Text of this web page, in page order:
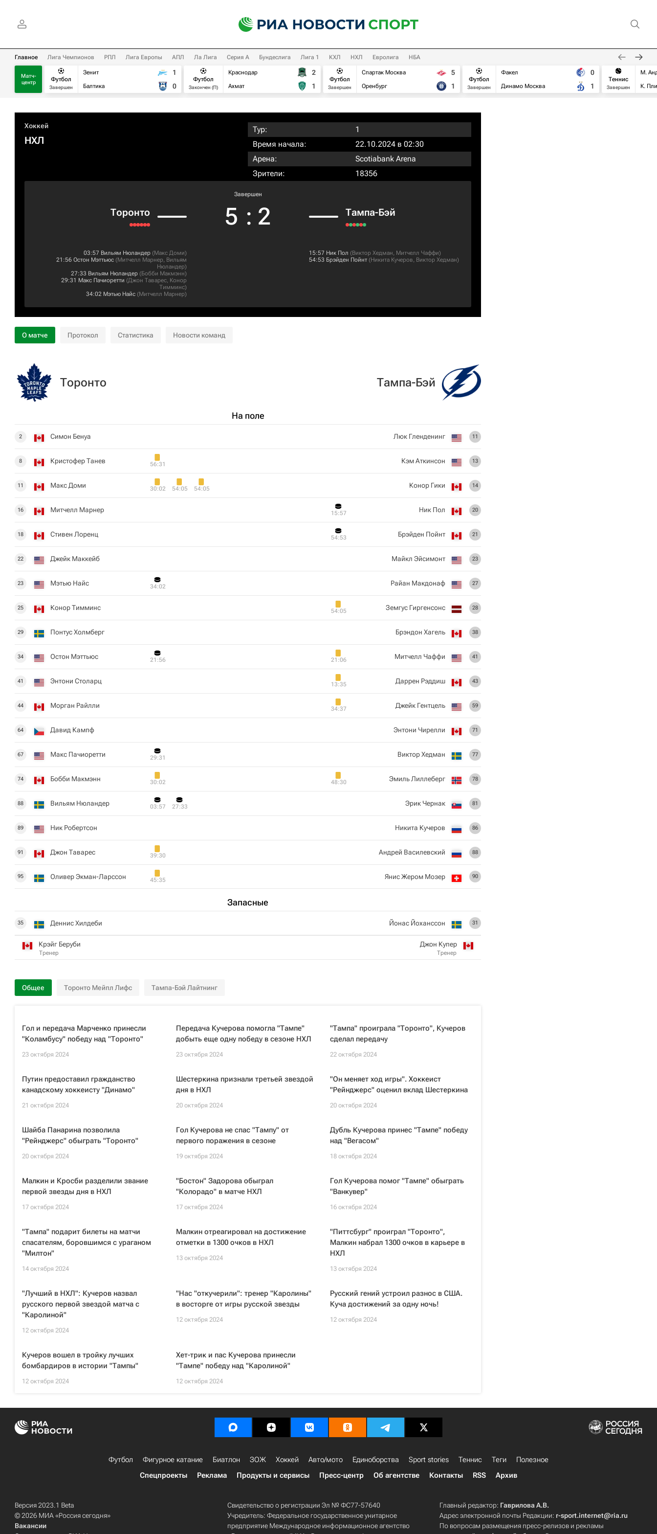
Главное Лига Чемпионов РПЛ Лига Европы АПЛ Ла Лига Серия А Бундеслига Лига 1 КХЛ НХЛ Евролига НБА
Матч-
центр
Футбол
Завершен
Зенит
Балтика
1
0
Футбол
Закончен (П)
Краснодар
Ахмат
2
1
Футбол
Завершен
Спартак Москва
Оренбург
5
1
Футбол
Завершен
Факел
Динамо Москва
0
1
Теннис
Завершен
М.
К.
Хоккей
НХЛ
Тур:
1
Время начала:
22.10.2024 в 02:30
Арена:
Scotiabank Arena
Зрители:
18356
Торонто
Завершен
5 : 2 Тампа-Бэй
03:57 Вильям Нюландер (Макс Доми)
21:56 Остон Мэттьюс (Митчелл Марнер, Вильям
Нюландер)
27:33 Вильям Нюландер (Бобби Макмэнн)
29:31 Макс Пачиоретти (Джон Таварес, Конор
Тимминс)
34:02 Мэтью Найс (Митчелл Марнер)
15:57 Ник Пол (Виктор Хедман, Митчелл Чаффи)
54:53 Брэйден Пойнт (Никита Кучеров, Виктор Хедман)
О матче Протокол Статистика Новости команд
Торонто
На поле
2 Симон Бенуа
8 Кристофер Танев 56:31
11 Макс Доми 30:02 54:05 54:05
16 Митчелл Марнер
18 Стивен Лоренц
22 Джейк Маккейб
23 Мэтью Найс 34:02
25 Конор Тимминс
29 Понтус Холмберг
34 Остон Мэттьюс 21:56
41 Энтони Столарц
44 Морган Райлли
64 Давид Кампф
67 Макс Пачиоретти 29:31
74 Бобби Макмэнн 30:02
88 Вильям Нюландер 03:57 27:33
89 Ник Робертсон
91 Джон Таварес 39:30
95 Оливер Экман-Ларссон 45:35
Запасные
35 Деннис Хилдеби
Крэйг Беруби
Тренер
Тампа-Бэй
11
Люк Гленденинг
13
Кэм Аткинсон
14
Конор Гики
20
Ник Пол
15:57
21
Брэйден Пойнт
54:53
23
Майкл Эйсимонт
27
Райан Макдонаф
28
Земгус Гиргенсонс
54:05
38
Брэндон Хагель
41
Митчелл Чаффи
21:06
43
Даррен Рэддиш
13:35
59
Джейк Гентцель
34:37
71
Энтони Чирелли
77
Виктор Хедман
78
Эмиль Лиллеберг
48:30
81
Эрик Чернак
86
Никита Кучеров
88
Андрей Василевский
90
Янис Жером Мозер
31
Йонас Йоханссон
Джон Купер
Тренер
Общее Торонто Мейпл Лифс Тампа-Бэй Лайтнинг
Гол и передача Марченко принесли
"Коламбусу" победу над "Торонто"
23 октября 2024
Передача Кучерова помогла "Тампе"
добыть еще одну победу в сезоне НХЛ
23 октября 2024
"Тампа" проиграла "Торонто", Кучеров
сделал передачу
22 октября 2024
Путин предоставил гражданство
канадскому хоккеисту "Динамо"
21 октября 2024
Шестеркина признали третьей звездой
дня в НХЛ
20 октября 2024
"Он меняет ход игры". Хоккеист
"Рейнджерс" оценил вклад Шестеркина
20 октября 2024
Шайба Панарина позволила
"Рейнджерс" обыграть "Торонто"
20 октября 2024
Гол Кучерова не спас "Тампу" от
первого поражения в сезоне
19 октября 2024
Дубль Кучерова принес "Тампе" победу
над "Вегасом"
18 октября 2024
Малкин и Кросби разделили звание
первой звезды дня в НХЛ
17 октября 2024
"Бостон" Задорова обыграл
"Колорадо" в матче НХЛ
17 октября 2024
Гол Кучерова помог "Тампе" обыграть
"Ванкувер"
16 октября 2024
"Тампа" подарит билеты на матчи
спасателям, боровшимся с ураганом
"Милтон"
14 октября 2024
Малкин отреагировал на достижение
отметки в 1300 очков в НХЛ
13 октября 2024
"Питтсбург" проиграл "Торонто",
Малкин набрал 1300 очков в карьере в
НХЛ
13 октября 2024
"Лучший в НХЛ": Кучеров назвал
русского первой звездой матча с
"Каролиной"
12 октября 2024
"Нас "откучерили": тренер "Каролины"
в восторге от игры русской звезды
12 октября 2024
Русский гений устроил разнос в США.
Куча достижений за одну ночь!
12 октября 2024
Кучеров вошел в тройку лучших
бомбардиров в истории "Тампы"
12 октября 2024
Хет-трик и пас Кучерова принесли
"Тампе" победу над "Каролиной"
12 октября 2024
Футбол Фигурное катание Биатлон ЗОЖ Хоккей Авто/мото Единоборства Sport stories Теннис Теги
Полезное
Спецпроекты
Реклама Продукты и сервисы Пресс-центр Об агентстве Контакты RSS Архив
Версия 2023.1 Beta
© 2026 МИА «Россия сегодня»
Вакансии
Свидетельство о регистрации Эл № ФС77-57640
Учредитель: Федеральное государственное унитарное
предприятие Международное информационное агентство
Главный редактор: Гаврилова А.В.
Адрес электронной почты Редакции: r-sport.internet@ria.ru
По вопросам размещения пресс-релизов и рекламы